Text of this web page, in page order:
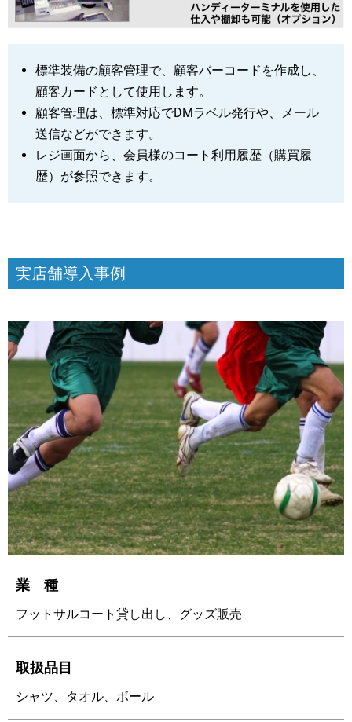
標準装備の顧客管理で、顧客バーコードを作成し、
顧客カードとして使用します。
顧客管理は、標準対応でDMラベル発行や、メール
送信などができます。
レジ画面から、会員様のコート利用履歴（購買履
歴）が参照できます。
実店舗導入事例
業 種
フットサルコート貸し出し、グッズ販売
取扱品目
シャツ、タオル、ボール